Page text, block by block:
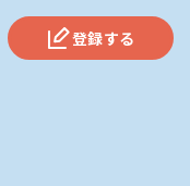
登録する